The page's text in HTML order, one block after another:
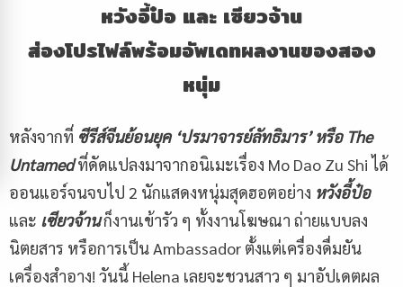
หวังอี้ป๋อ และ เซียวจ้าน
ส่องโปรไฟล์พร้อมอัพเดทผลงานของสอง
หนุ่ม
หลังจากที่ ซีรีส์จีนย้อนยุค ‘ปรมาจารย์ลัทธิมาร’ หรือ The
Untamedที่ดัดแปลงมาจากอนิเมะเรื่อง Mo Dao Zu Shi ได้
ออนแอร์จนจบไป 2 นักแสดงหนุ่มสุดฮอตอย่าง หวังอี้ป๋อ
และ เซียวจ้านก็งานเข้ารัว ๆ ทั้งงานโฆษณา ถ่ายแบบลง
นิตยสาร หรือการเป็น Ambassador ตั้งแต่เครื่องดื่มยัน
เครื่องสำอาง! วันนี้ Helena เลยจะชวนสาว ๆ มาอัปเดตผล